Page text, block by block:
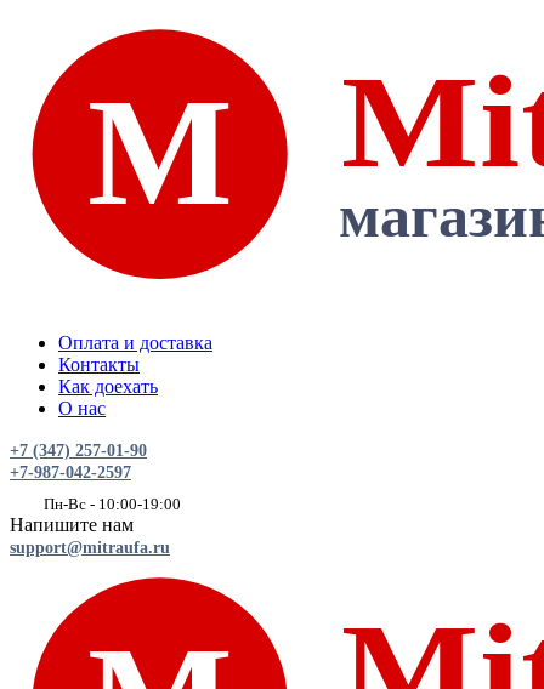
Оплата и доставка
Контакты
Как доехать
О нас
+7 (347) 257-01-90
+7-987-042-2597
Пн-Вс - 10:00-19:00
Напишите нам
support@mitraufa.ru